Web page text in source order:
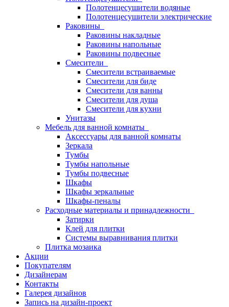
Полотенцесушители водяные
Полотенцесушители электрические
Раковины
Раковины накладные
Раковины напольные
Раковины подвесные
Смесители
Смесители встраиваемые
Смесители для биде
Смесители для ванны
Смесители для душа
Смесители для кухни
Унитазы
Мебель для ванной комнаты
Аксессуары для ванной комнаты
Зеркала
Тумбы
Тумбы напольные
Тумбы подвесные
Шкафы
Шкафы зеркальные
Шкафы-пеналы
Расходные материалы и принадлежности
Затирки
Клей для плитки
Системы выравнивания плитки
Плитка мозаика
Акции
Покупателям
Дизайнерам
Контакты
Галерея дизайнов
Запись на дизайн-проект